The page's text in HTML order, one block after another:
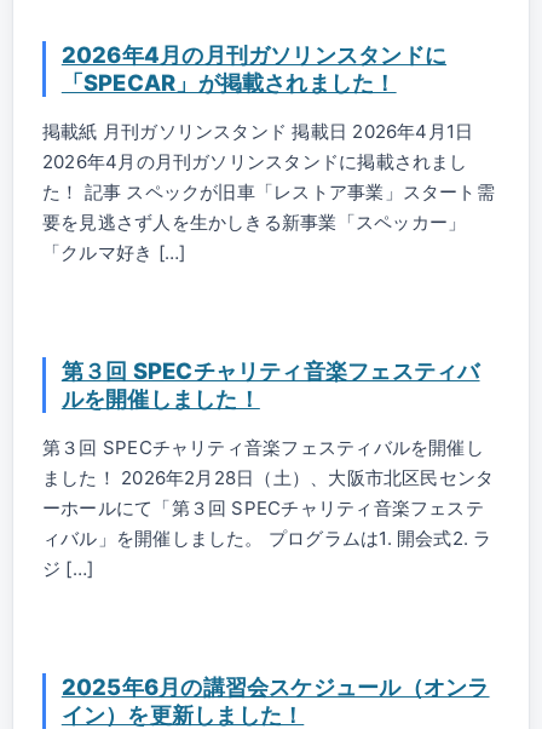
2026年4月の月刊ガソリンスタンドに
「SPECAR」が掲載されました！
掲載紙 月刊ガソリンスタンド 掲載日 2026年4月1日
2026年4月の月刊ガソリンスタンドに掲載されまし
た！ 記事 スペックが旧車「レストア事業」スタート需
要を見逃さず人を生かしきる新事業「スペッカー」
「クルマ好き […]
第３回 SPECチャリティ音楽フェスティバ
ルを開催しました！
第３回 SPECチャリティ音楽フェスティバルを開催し
ました！ 2026年2月28日（土）、大阪市北区民センタ
ーホールにて「第３回 SPECチャリティ音楽フェステ
ィバル」を開催しました。 プログラムは1. 開会式2. ラ
ジ […]
2025年6月の講習会スケジュール（オンラ
イン）を更新しました！